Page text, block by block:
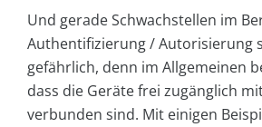
Und gerade Schwachstellen im
Authentifizierung / Autorisierung
gefährlich, denn im Allgemeinen
dass die Geräte frei zugänglich
verbunden sind. Mit einigen